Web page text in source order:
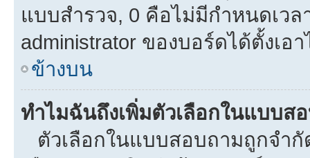
แบบสำรวจ, 0 คือไม่มีกำหนดเว
administrator ของบอร์ดได้ตั้งเอา
ข้างบน
ทำไมฉันถึงเพิ่มตัวเลือกในแบบส
ตัวเลือกในแบบสอบถามถูกจำ